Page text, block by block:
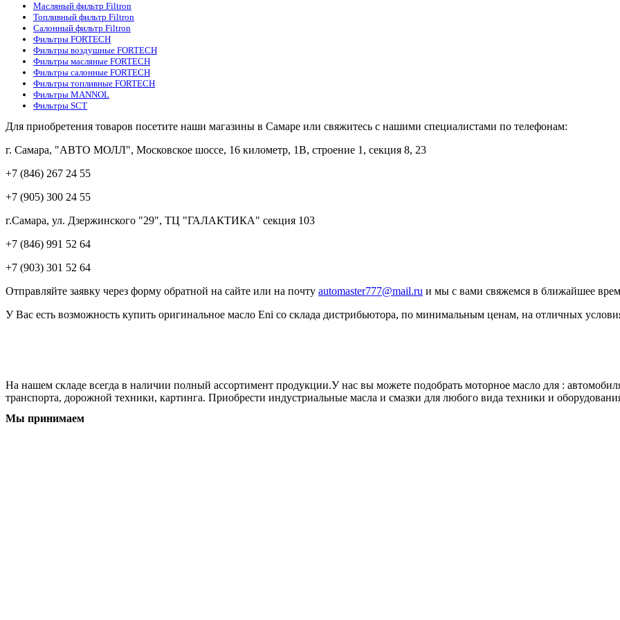
Масляный фильтр Filtron
Топливный фильтр Filtron
Салонный фильтр Filtron
Фильтры FORTECH
Фильтры воздушные FORTECH
Фильтры масляные FORTECH
Фильтры салонные FORTECH
Фильтры топливные FORTECH
Фильтры MANNOL
Фильтры SCT
Для приобретения товаров посетите наши магазины в Самаре или свяжитесь с нашими специалистами по телефонам:
г. Самара, "АВТО МОЛЛ", Московское шоссе, 16 километр, 1В, строение 1, секция 8, 23
+7 (846) 267 24 55
+7 (905) 300 24 55
г.Самара, ул. Дзержинского "29", ТЦ "ГАЛАКТИКА" секция 103
+7 (846) 991 52 64
+7 (903) 301 52 64
Отправляйте заявку через форму обратной на сайте или на почту automaster777@mail.ru и мы с вами свяжемся в ближайшее
У Вас есть возможность купить оригинальное масло Eni со склада дистрибьютора, по минимальным ценам, на отличных
На нашем складе всегда в наличии полный ассортимент продукции.У нас вы можете подобрать моторное масло для :
транспорта, дорожной техники, картинга. Приобрести индустриальные масла и смазки для любого вида техники и
Мы принимаем